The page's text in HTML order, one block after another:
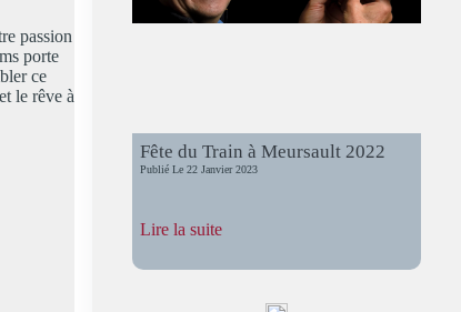
passion
porte
ce
le rêve à
Fête du Train à Meursault 2022
Publié Le22 Janvier 2023
Lire la suite:
du